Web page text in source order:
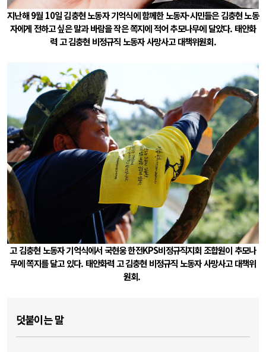
지난해 9월 10일 김충현 노동자 기억식에 함께한 노동자·시민들은 김충현 노동
자에게 전하고 싶은 말과 바람을 작은 쪽지에 적어 추모나무에 달았다. 태안화
력 고 김충현 비정규직 노동자 사망사고 대책위원회.
고 김충현 노동자 기억식에서 국현웅 한전KPS비정규직지회 조합원이 추모나
무에 쪽지를 달고 있다. 태안화력 고 김충현 비정규직 노동자 사망사고 대책위
원회.
덧붙이는 말